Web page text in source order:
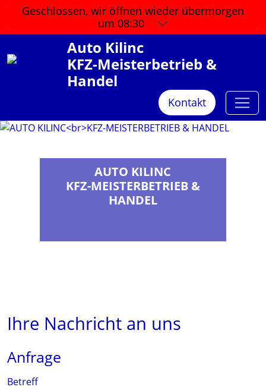
Geschlossen, wir öffnen wieder übermorgen
um 08:30
Auto Kilinc
KFZ-Meisterbetrieb &
Handel
Kontakt
AUTO KILINC
KFZ-MEISTERBETRIEB &
HANDEL
Ihre Nachricht an uns
Anfrage
Betreff